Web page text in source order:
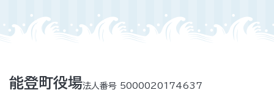
能登町役場法人番号 5000020174637